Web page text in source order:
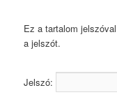
Ez a tartalom
a jelszót.
Jelszó: